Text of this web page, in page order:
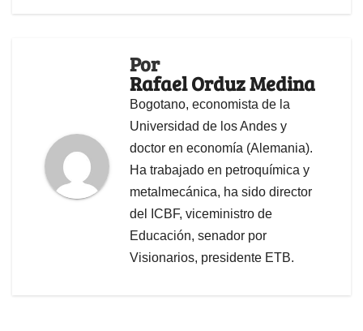
Por
Rafael Orduz Medina
Bogotano, economista de la
Universidad de los Andes y
doctor en economía (Alemania).
Ha trabajado en petroquímica y
metalmecánica, ha sido director
del ICBF, viceministro de
Educación, senador por
Visionarios, presidente ETB.